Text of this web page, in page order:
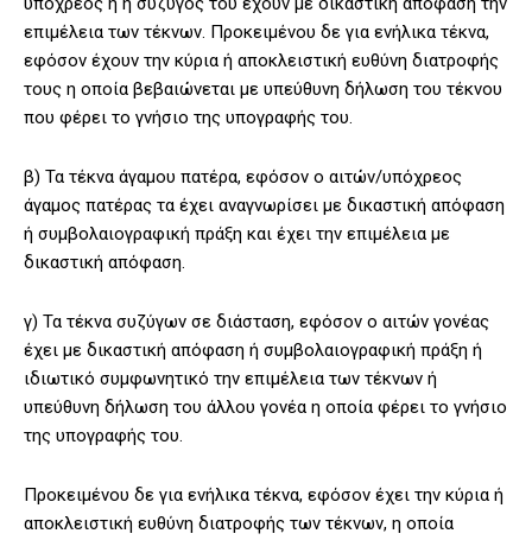
επιμέλεια των τέκνων. Προκειμένου δε για ενήλικα τέκνα,
εφόσον έχουν την κύρια ή αποκλειστική ευθύνη διατροφής
τους η οποία βεβαιώνεται με υπεύθυνη δήλωση του τέκνου
που φέρει το γνήσιο της υπογραφής του.
β) Τα τέκνα άγαμου πατέρα, εφόσον ο αιτών/υπόχρεος
άγαμος πατέρας τα έχει αναγνωρίσει με δικαστική απόφαση
ή συμβολαιογραφική πράξη και έχει την επιμέλεια με
δικαστική απόφαση.
γ) Τα τέκνα συζύγων σε διάσταση, εφόσον ο αιτών γονέας
έχει με δικαστική απόφαση ή συμβολαιογραφική πράξη ή
ιδιωτικό συμφωνητικό την επιμέλεια των τέκνων ή
υπεύθυνη δήλωση του άλλου γονέα η οποία φέρει το γνήσιο
της υπογραφής του.
Προκειμένου δε για ενήλικα τέκνα, εφόσον έχει την κύρια ή
αποκλειστική ευθύνη διατροφής των τέκνων, η οποία